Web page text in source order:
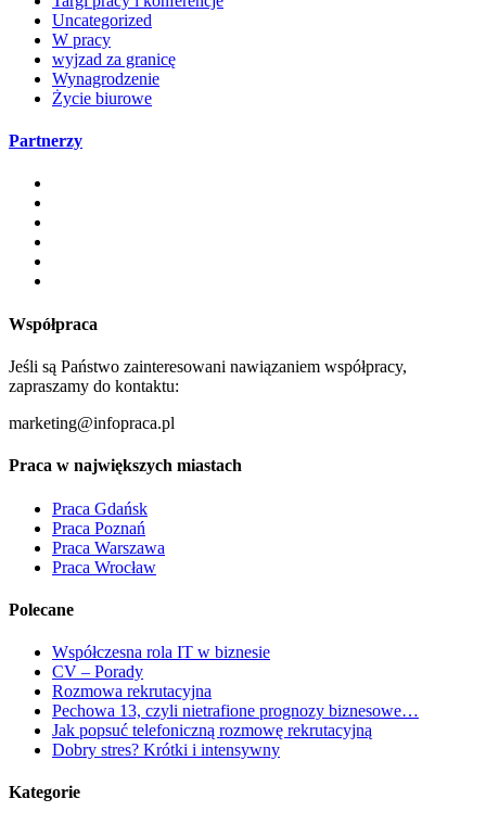
Uncategorized
W pracy
wyjzad za granicę
Wynagrodzenie
Życie biurowe
Partnerzy
Współpraca
Jeśli są Państwo zainteresowani nawiązaniem współpracy,
zapraszamy do kontaktu:
marketing@infopraca.pl
Praca w największych miastach
Praca Gdańsk
Praca Poznań
Praca Warszawa
Praca Wrocław
Polecane
Współczesna rola IT w biznesie
CV – Porady
Rozmowa rekrutacyjna
Pechowa 13, czyli nietrafione prognozy biznesowe…
Jak popsuć telefoniczną rozmowę rekrutacyjną
Dobry stres? Krótki i intensywny
Kategorie